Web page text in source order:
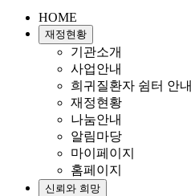
HOME
재정현황
기관소개
사업안내
희귀질환자 쉼터 안내
재정현황
나눔안내
알림마당
마이페이지
홈페이지
신뢰와 희망